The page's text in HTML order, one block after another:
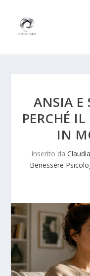
ANSIA E
PERCHÉ
IN
Inserito da
Benessere